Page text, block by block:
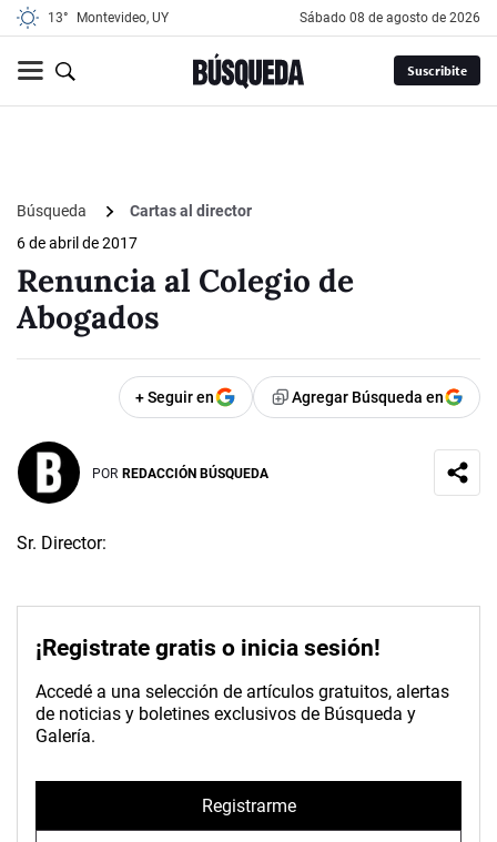
13° Montevideo, UY sábado 08 de agosto de 2026
Suscribite
Búsqueda
Cartas al director
6 de abril de 2017
Renuncia al Colegio de
Abogados
+ Seguir en Agregar Búsqueda en
POR REDACCIÓN BÚSQUEDA
Sr. Director:
¡Registrate gratis o inicia sesión!
Accedé a una selección de artículos gratuitos, alertas
de noticias y boletines exclusivos de Búsqueda y
Galería.
Registrarme